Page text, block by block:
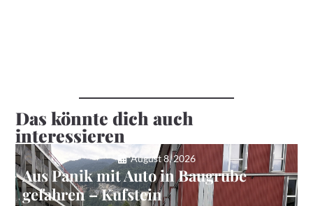
Das könnte dich auch
interessieren
August 8, 2026
Aus Panik mit Auto in Baugrube
gefahren – Kufstein